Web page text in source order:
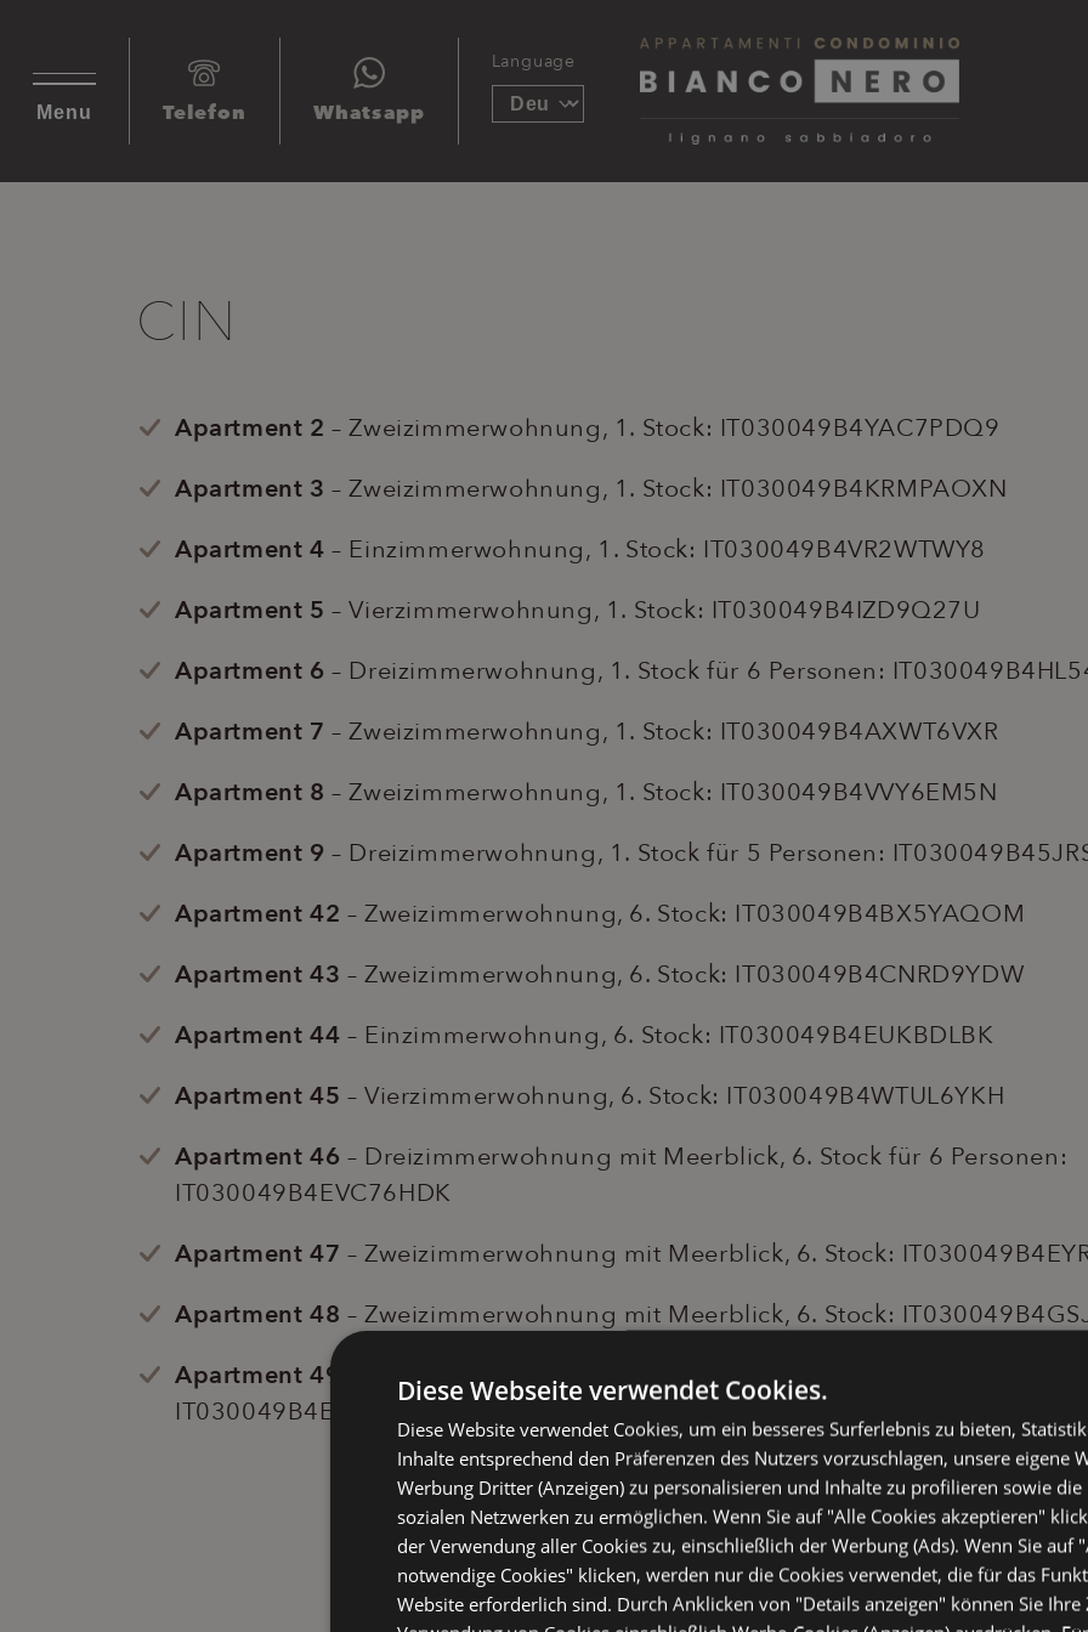
Menu Telefon Whatsapp
Language
CIN
Apartment 2 – Zweizimmerwohnung, 1. Stock: IT030049B4YAC7PDQ9
Apartment 3 – Zweizimmerwohnung, 1. Stock: IT030049B4KRMPAOXN
Apartment 4 – Einzimmerwohnung, 1. Stock: IT030049B4VR2WTWY8
Apartment 5 – Vierzimmerwohnung, 1. Stock: IT030049B4IZD9Q27U
Apartment 6 – Dreizimmerwohnung, 1. Stock für 6 Personen:
Apartment 7 – Zweizimmerwohnung, 1. Stock: IT030049B4AXWT6VXR
Apartment 8 – Zweizimmerwohnung, 1. Stock: IT030049B4VVY6EM5N
Apartment 9 – Dreizimmerwohnung, 1. Stock für 5 Personen:
Apartment 42 – Zweizimmerwohnung, 6. Stock: IT030049B4BX5YAQOM
Apartment 43 – Zweizimmerwohnung, 6. Stock: IT030049B4CNRD9YDW
Apartment 44 – Einzimmerwohnung, 6. Stock: IT030049B4EUKBDLBK
Apartment 45 – Vierzimmerwohnung, 6. Stock: IT030049B4WTUL6YKH
Apartment 46 – Dreizimmerwohnung mit Meerblick, 6. Stock für 6 Personen:
IT030049B4EVC76HDK
Apartment 47 – Zweizimmerwohnung mit Meerblick, 6. Stock:
Apartment 48 – Zweizimmerwohnung mit Meerblick, 6. Stock:
Apartment 49
– Dreizimmerwohnung mit Meerblick, 6. Stock für 5 Personen:
IT030049B4E4UOANKE
Diese Webseite verwendet Cookies.
Diese Website verwendet Cookies, um ein besseres Surferlebnis zu bieten,
Inhalte entsprechend den Präferenzen des Nutzers vorzuschlagen, unsere eigene
Werbung Dritter (Anzeigen) zu personalisieren und Inhalte zu profilieren sowie
sozialen Netzwerken zu ermöglichen. Wenn Sie auf "Alle Cookies akzeptieren"
der Verwendung aller Cookies zu, einschließlich der Werbung (Ads). Wenn Sie auf
notwendige Cookies" klicken, werden nur die Cookies verwendet, die für das
Website erforderlich sind. Durch Anklicken von "Details anzeigen" können Sie